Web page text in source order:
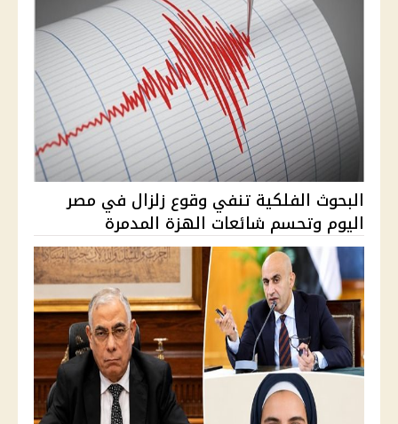
البحوث الفلكية تنفي وقوع زلزال في مصر
اليوم وتحسم شائعات الهزة المدمرة